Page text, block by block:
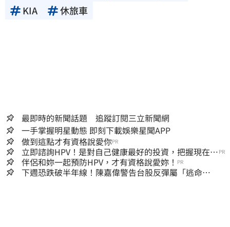
KIA
休旅車
最即時的新聞話題 追蹤訂閱三立新聞網
一手掌握明星動態 即刻下載娛樂星聞APP
做到這點才有資格說愛你PR
立即諮詢HPV！是對自己健康最好的投資，把握現在不
嫌晚！
PR
伴侶和妳一起預防HPV，才有資格說愛妳！ PR
下週恐跌破半年線！陳嘉偉警告台股反彈屬「逃命